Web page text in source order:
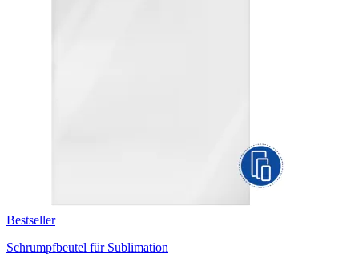
Bestseller
Schrumpfbeutel für Sublimation